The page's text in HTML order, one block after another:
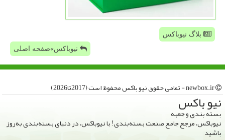
بلاگ نیوباکس
نیوباکس»صفحه اصلی
نیو باكس
بسته بندی و جعبه
نیوباکس، مرجع جامع صنعت بسته‌بندی! با نیوباکس، در دنیای بسته‌بندی به‌روز
باشید